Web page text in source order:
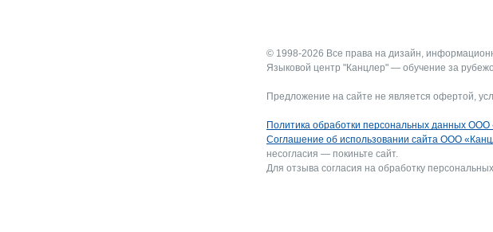
© 1998-2026 Все права на дизайн,
Языковой центр "Канцлер" — обучение за
Предложение на сайте не является офертой,
Политика обработки персональных данных ООО
Соглашение об использовании сайта ООО
несогласия — покиньте сайт.
Для отзыва согласия на обработку